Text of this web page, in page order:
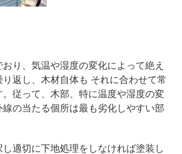
り、気温や湿度の変化によって絶え
返し、木材自体も それに合わせて常
従って、木部、特に温度や湿度の変
の当たる個所は最も劣化しやすい部
適切に下地処理をしなければ塗装し